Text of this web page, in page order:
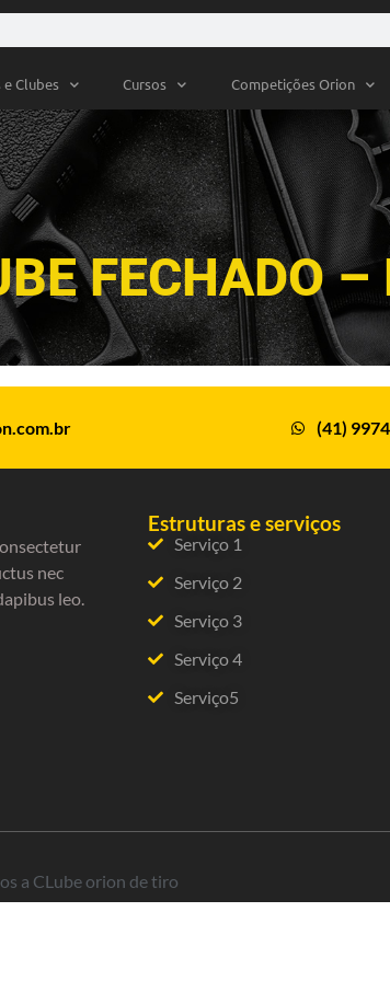
Clubes Cursos Competições Orion
FECHADO
(41)
nec
leo.
Estruturas e serviços
Serviço 1
Serviço 2
Serviço 3
Serviço 4
Serviço5
a CLube orion de tiro